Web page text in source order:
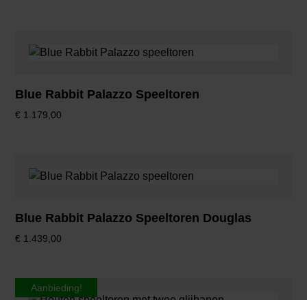
Blue Rabbit Palazzo Speeltoren
€ 1.179,00
Blue Rabbit Palazzo Speeltoren Douglas
€ 1.439,00
Aanbieding!